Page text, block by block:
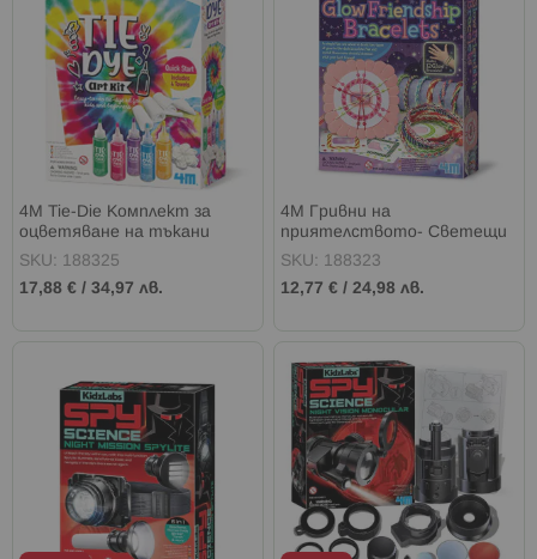
4M Tie-Die Комплект за
оцветяване на тъкани
SKU: 188325
17,88 € / 34,97 лв.
4M Гривни на
приятелството- Светещи
SKU: 188323
12,77 € /24,98 лв.